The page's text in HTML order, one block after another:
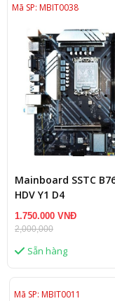
Mã SP: MBIT0038
Mainboard SSTC
HDV Y1 D4
1.750.000 VNĐ
2,000,000
Sẵn hàng
Mã SP: MBIT0011